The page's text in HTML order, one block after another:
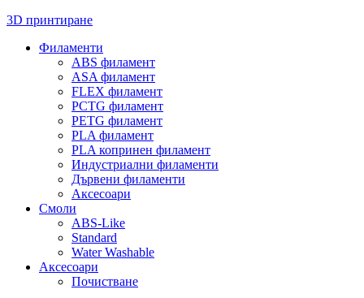
3D принтиране
Филаменти
ABS филамент
ASA филамент
FLEX филамент
PCTG филамент
PETG филамент
PLA филамент
PLA копринен филамент
Индустриални филаменти
Дървени филаменти
Аксесоари
Смоли
ABS-Like
Standard
Water Washable
Аксесоари
Почистване